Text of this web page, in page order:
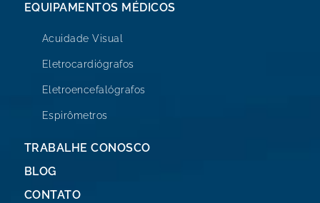
EQUIPAMENTOS MÉDICOS
Acuidade Visual
Eletrocardiógrafos
Eletroencefalógrafos
Espirômetros
TRABALHE CONOSCO
BLOG
CONTATO